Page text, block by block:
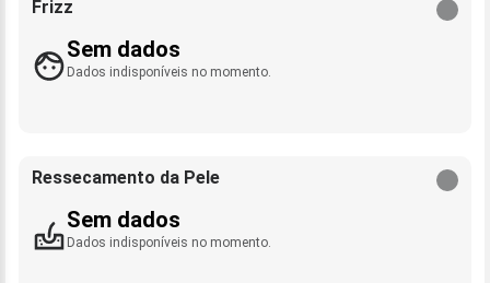
Frizz
Sem dados
Dados indisponíveis no momento.
Ressecamento da Pele
Sem dados
Dados indisponíveis no momento.